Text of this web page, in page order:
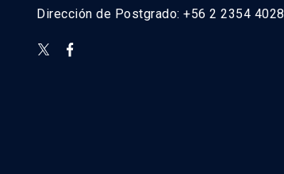
Dirección de Postgrado: +56 2 2354 4028